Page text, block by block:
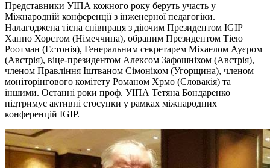
Представники УІПА кожного року беруть участь у
Міжнародній конференції з інженерної педагогіки.
Налагоджена тісна співпраця з діючим Президентом IGIP
Ханно Хорстом (Німеччина), обраним Президентом Тіею
Роотман (Естонія), Генеральним секретарем Міхаелом Ауєром
(Австрія), віце-президентом Алексом Зафошніхом (Австрія),
членом Правління Іштваном Сімоніком (Угорщина), членом
моніторінгового комітету Романом Хрмо (Словакія) та
іншими. Останні роки проф. УІПА Тетяна Бондаренко
підтримує активні стосунки у рамках міжнародних
конференцій IGIP.